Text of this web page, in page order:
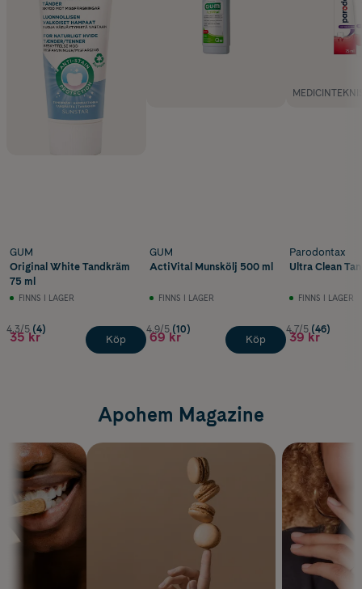
GUM
Original White Tandkräm
75 ml
FINNS I LAGER
4.3/5 (4)
35 kr Köp
GUM
ActiVital Munskölj 500 ml
FINNS I LAGER
4.9/5 (10)
69 kr Köp
Parodontax
Ultra Clean
FINNS I LAGER
4.7/5 (46)
39 kr
Apohem Magazine